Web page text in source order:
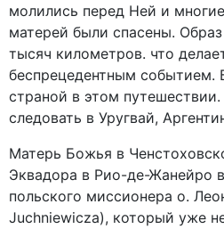
молились перед Ней и
матерей были спасены.
тысяч километров. что
беспрецедентным событием.
страной в этом
следовать в Уругвай,
Матерь Божья в
Эквадора в Рио-де-Жанейро
польского миссионера о.
Juchniewicza), который уже